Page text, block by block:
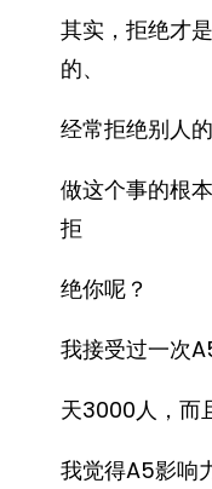
其实，拒绝才
的、
经常拒绝别人的
做这个事的根
拒
绝你呢？
我接受过一次
天3000人，而
我觉得A5影响